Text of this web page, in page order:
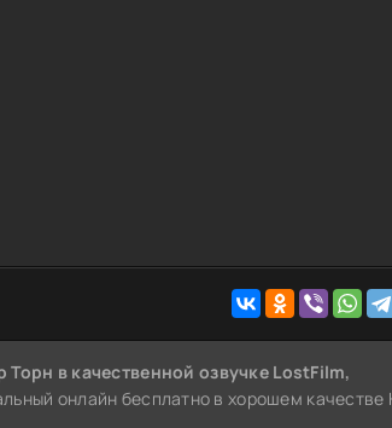
Торн в качественной озвучке LostFilm,
онлайн бесплатно в хорошем качестве